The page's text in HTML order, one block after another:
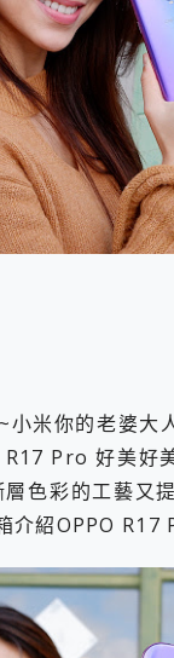
驗 GravaStar
！MSI MPG
來囉！ imos 首
家 歡慶 EaseUS
的 ONPRO
POCKET PRO
全新升級，GO
與 S25 Ultra 誰
智慧錄音膠囊~
亞奇雷 AI・
MagReact
行動儲能救車電
途「MSI微星
耳機 三個設
」開放式耳掛耳
的 Zeiss 潮流攝影
衣莉莎白 H1
完美的家 MSI
寬頻 SoundBox
vivo X200 Pro、
線上去聲器一鍵
~~ iToolab
米你的老婆大
Pro 好美好
色彩的工藝又
介紹OPPO R17